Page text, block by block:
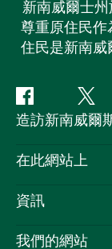
新南威爾士
尊重原住民作
住民是新南威
Facebook嘰
嘰
喳
造訪新南威爾
聯絡我們
隱私
Cookie 通知
在此網站上
目的地
資訊
旅行資訊
我們的網站